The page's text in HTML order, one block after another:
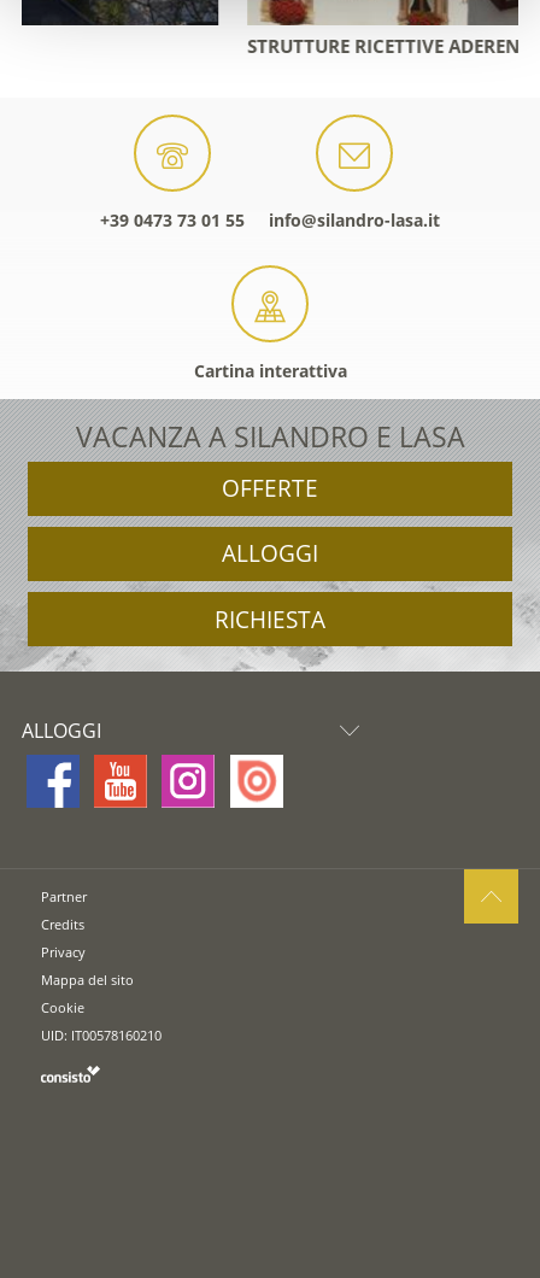
STRUTTURE RICETTIVE ADERENTI
+39 0473 73 01 55 info@silandro-lasa.it
Cartina interattiva
VACANZA A SILANDRO E LASA
OFFERTE
ALLOGGI
RICHIESTA
ALLOGGI
Partner
Credits
Privacy
Mappa del sito
Cookie
UID: IT00578160210